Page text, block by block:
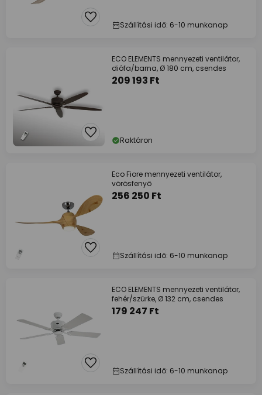
Szállítási idő: 6-10 munkanap
ECO ELEMENTS mennyezeti ventilátor,
diófa/barna, Ø 180 cm, csendes
209 193 Ft
Raktáron
Eco Fiore mennyezeti ventilátor,
vörösfenyő
256 250 Ft
Szállítási idő: 6-10 munkanap
ECO ELEMENTS mennyezeti ventilátor,
fehér/szürke, Ø 132 cm, csendes
179 247 Ft
Szállítási idő: 6-10 munkanap